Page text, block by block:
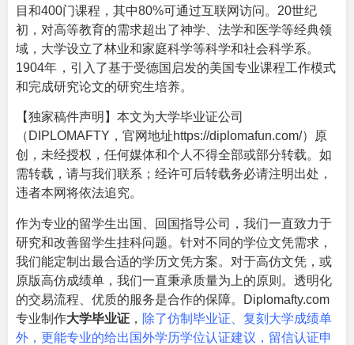
目和400门课程，其中80%可通过互联网访问。20世纪
初，对高等教育的需求超出了神学、法学和医学等经典领
域，大学设立了林业和家庭科学等科学和社会科学系。
1904年 ，引入了基于受德国启发的美国专业课程工作模式
和完成研究论文的研究生培养。
【独家稿件声明】本文为大学毕业证公司
（DIPLOMAFTY，官网地址https://diplomafun.com/）原
创，未经授权，任何媒体和个人不得全部或部分转载。如
需转载，请与我们联系；经许可后转载务必请注明出处，
违者本网将依法追究。
作为专业的留学生出国、回国指导公司，我们一直致力于
研究和改善留学生挂科问题。针对不同的学位文凭需求，
我们能定制出最合适的学历文凭方案。对于高仿文凭，或
原版高仿成绩单，我们一直秉承质量为上的原则。透明化
的交易流程、优质的服务是合作的保障。Diplomafty.com
专业制作大学毕业证 ， 除了仿制毕业证、复刻大学成绩单
外，更能专业的给出国外学历学位认证建议，留信认证申